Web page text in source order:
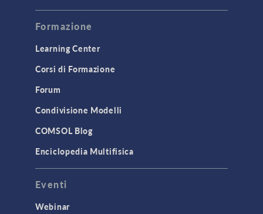
Formazione
Learning Center
Corsi di Formazione
Forum
Condivisione Modelli
COMSOL Blog
Enciclopedia Multifisica
Eventi
Webinar